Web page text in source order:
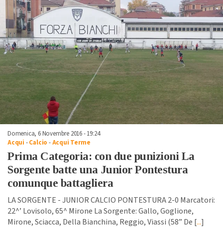
Domenica, 6 Novembre 2016 - 19:24
Acqui -Calcio -Acqui Terme
Prima Categoria: con due punizioni La
Sorgente batte una Junior Pontestura
comunque battagliera
LA SORGENTE - JUNIOR CALCIO PONTESTURA 2-0 Marcatori:
22^’ Lovisolo, 65^ Mirone La Sorgente: Gallo, Goglione,
Mirone, Sciacca, Della Bianchina, Reggio, Viassi (58” De [...]